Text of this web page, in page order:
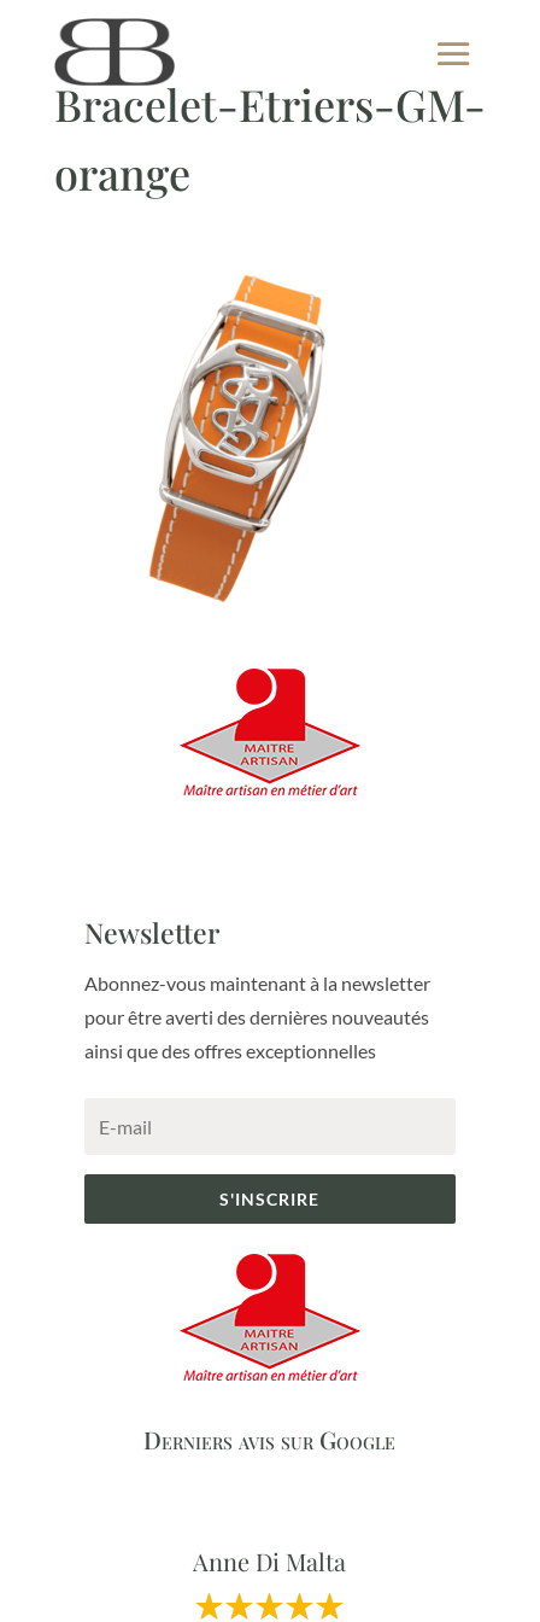
Bracelet-Etriers-GM-
orange
Newsletter
Abonnez-vous maintenant à la newsletter
pour être averti des dernières nouveautés
ainsi que des offres exceptionnelles
S'INSCRIRE
Derniers avis sur Google
Anne Di Malta